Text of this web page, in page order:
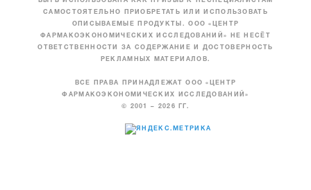
САМОСТОЯТЕЛЬНО ПРИОБРЕТАТЬ ИЛИ ИСПОЛЬЗОВАТЬ
ОПИСЫВАЕМЫЕ ПРОДУКТЫ. ООО «ЦЕНТР
ФАРМАКОЭКОНОМИЧЕСКИХ ИССЛЕДОВАНИЙ» НЕ НЕСЁТ
ОТВЕТСТВЕННОСТИ ЗА СОДЕРЖАНИЕ И ДОСТОВЕРНОСТЬ
РЕКЛАМНЫХ МАТЕРИАЛОВ.
ВСЕ ПРАВА ПРИНАДЛЕЖАТ ООО «ЦЕНТР
ФАРМАКОЭКОНОМИЧЕСКИХ ИССЛЕДОВАНИЙ»
© 2001 – 2026 ГГ.